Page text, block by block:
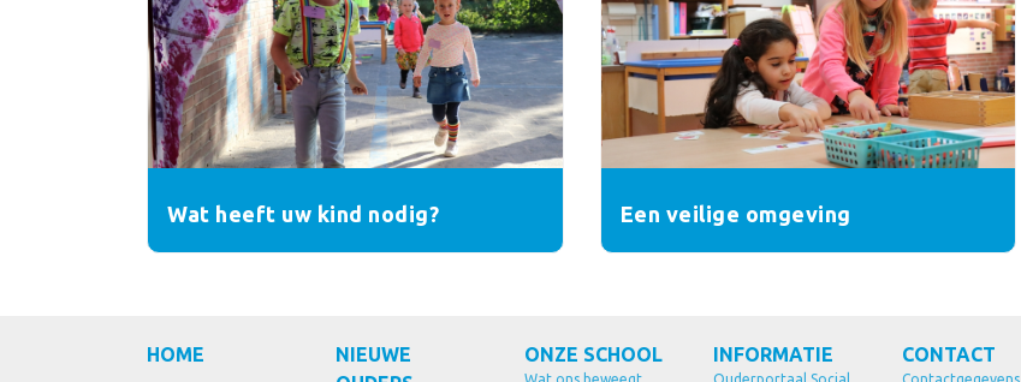
Wat heeft uw kind nodig? Een veilige omgeving
HOME
NIEUWE
ONZE SCHOOL INFORMATIE CONTACT